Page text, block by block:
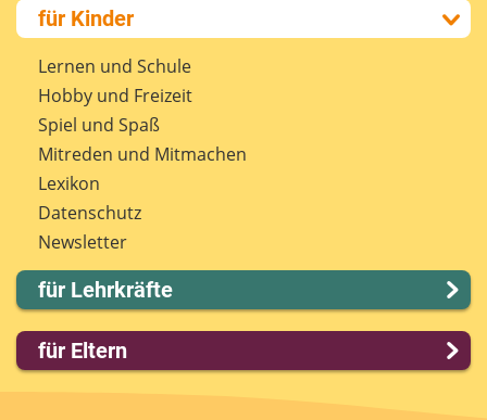
Über uns
Presse
Kontakt
Impressum
Internet-ABC Sitemap
Barrierefreiheit
Länderprojekte
für Kinder
Lernen und Schule
Hobby und Freizeit
Spiel und Spaß
Mitreden und Mitmachen
Lexikon
Datenschutz
Newsletter
für Lehrkräfte
Lernmodule
Unterrichts­materialien
für Eltern